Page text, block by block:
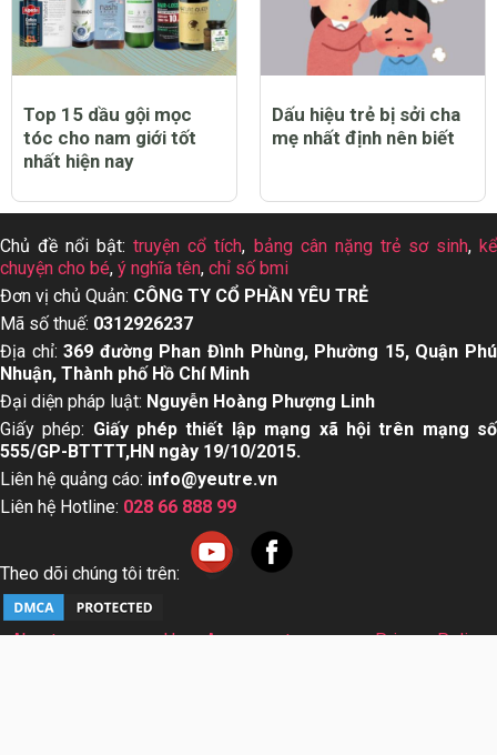
Top 15 dầu gội mọc
tóc cho nam giới tốt
nhất hiện nay
Dấu hiệu trẻ bị sởi cha
mẹ nhất định nên biết
Chủ đề nổi bật:truyện cổ tích, bảng cân nặng trẻ sơ sinh,kể
chuyện cho bé, ý nghĩa tên, chỉ số bmi
Đơn vị chủ Quản: CÔNG TY CỔ PHẦN YÊU TRẺ
Mã số thuế: 0312926237
Địa chỉ:369 đường Phan Đình Phùng, Phường 15, Quận Phú
Nhuận, Thành phố Hồ Chí Minh
Đại diện pháp luật: Nguyễn Hoàng Phượng Linh
Giấy phép: Giấy phép thiết lập mạng xã hội trên mạng số
555/GP-BTTTT,HN ngày 19/10/2015.
Liên hệ quảng cáo: info@yeutre.vn
Liên hệ Hotline: 028 66 888 99
Theo dõi chúng tôi trên:
About us User Agreement
Privacy Policy